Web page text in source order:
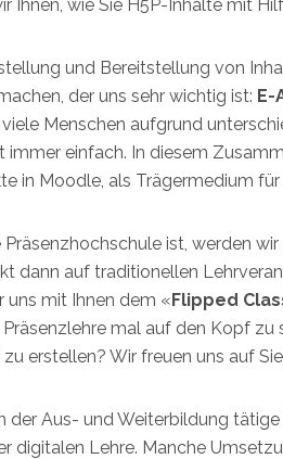
Ihnen, wie Sie H5P-Inhalte mit
und Bereitstellung von
der uns sehr wichtig ist: E-
Menschen aufgrund
immer einfach. In diesem
in Moodle, als Trägermedium
Präsenzhochschule ist, werden
dann auf traditionellen
mit Ihnen dem «Flipped
mal auf den Kopf
erstellen? Wir freuen uns auf
der Aus- und Weiterbildung
digitalen Lehre. Manche